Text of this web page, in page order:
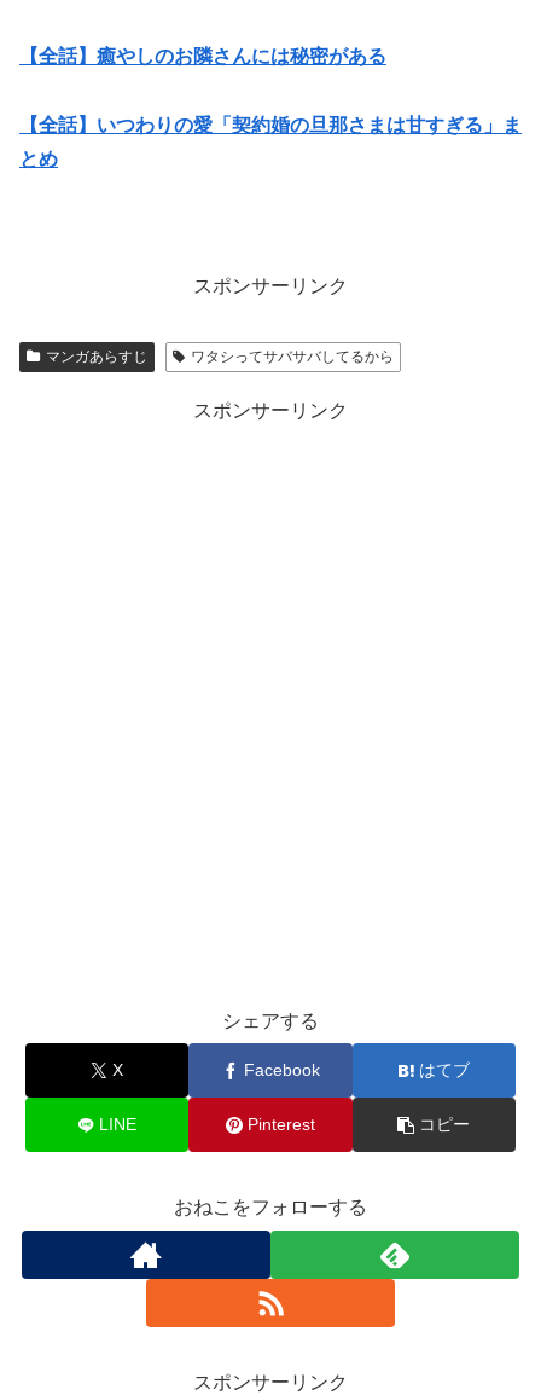
【全話】癒やしのお隣さんには秘密がある
【全話】いつわりの愛「契約婚の旦那さまは甘すぎる」ま
とめ
スポンサーリンク
マンガあらすじ ワタシってサバサバしてるから
スポンサーリンク
シェアする
X Facebook はてブ
LINE Pinterest コピー
おねこをフォローする
スポンサーリンク